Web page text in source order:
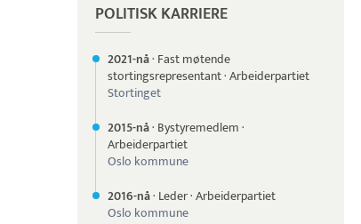
POLITISK KARRIERE
2021-nå· Fast møtende
stortingsrepresentant·Arbeiderpartiet
Stortinget
2015-nå· Bystyremedlem·
Arbeiderpartiet
Oslo kommune
2016-nå· Leder·Arbeiderpartiet
Oslo kommune